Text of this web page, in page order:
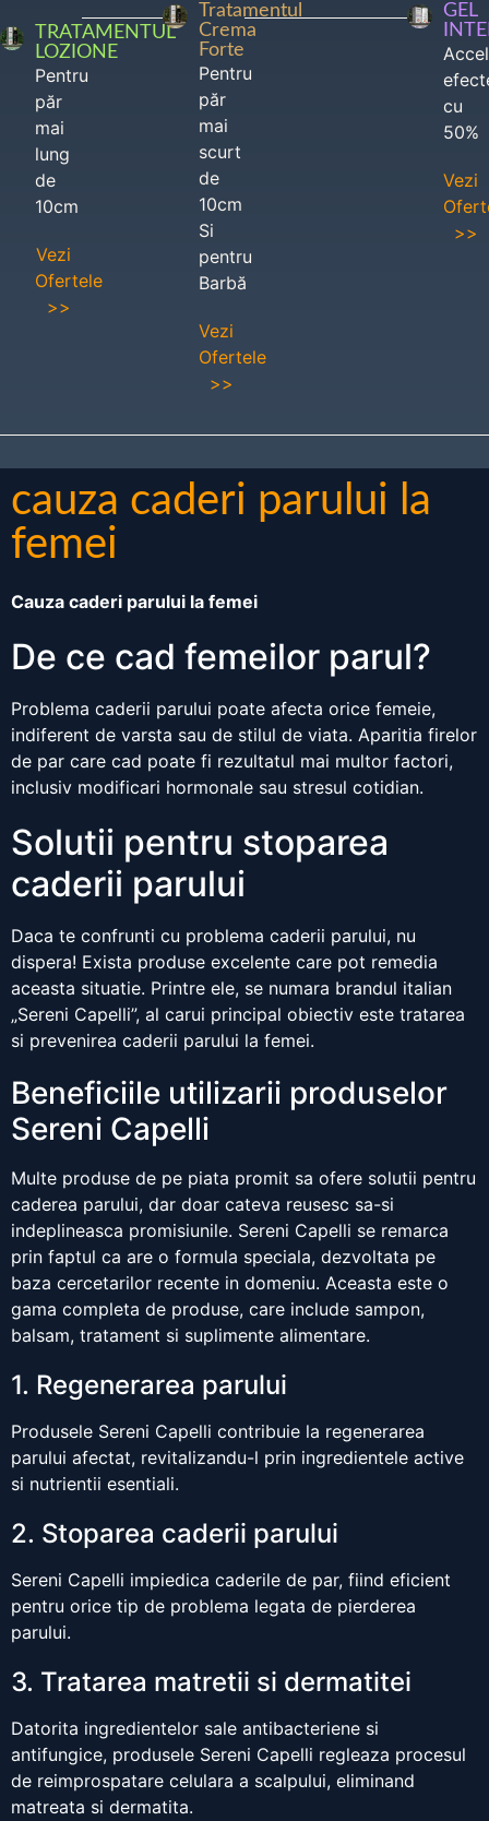
TRATAMENTUL
LOZIONE
Pentru
păr
mai
lung
de
10cm
Vezi
Ofertele
>>
Tratamentul
Crema
Forte
Pentru
păr
mai
scurt
de
10cm
Si
pentru
Barbă
Vezi
Ofertele
>>
GEL
cu
50%
Vezi
>>
cauza caderi parului la
femei
Cauza caderi parului la femei
De ce cad femeilor parul?
Problema caderii parului poate afecta orice femeie,
indiferent de varsta sau de stilul de viata. Aparitia firelor
de par care cad poate fi rezultatul mai multor factori,
inclusiv modificari hormonale sau stresul cotidian.
Solutii pentru stoparea
caderii parului
Daca te confrunti cu problema caderii parului, nu
dispera! Exista produse excelente care pot remedia
aceasta situatie. Printre ele, se numara brandul italian
„Sereni Capelli”, al carui principal obiectiv este tratarea
si prevenirea caderii parului la femei.
Beneficiile utilizarii produselor
Sereni Capelli
Multe produse de pe piata promit sa ofere solutii pentru
caderea parului, dar doar cateva reusesc sa-si
indeplineasca promisiunile. Sereni Capelli se remarca
prin faptul ca are o formula speciala, dezvoltata pe
baza cercetarilor recente in domeniu. Aceasta este o
gama completa de produse, care include sampon,
balsam, tratament si suplimente alimentare.
1. Regenerarea parului
Produsele Sereni Capelli contribuie la regenerarea
parului afectat, revitalizandu-l prin ingredientele active
si nutrientii esentiali.
2. Stoparea caderii parului
Sereni Capelli impiedica caderile de par, fiind eficient
pentru orice tip de problema legata de pierderea
parului.
3. Tratarea matretii si dermatitei
Datorita ingredientelor sale antibacteriene si
antifungice, produsele Sereni Capelli regleaza procesul
de reimprospatare celulara a scalpului, eliminand
matreata si dermatita.